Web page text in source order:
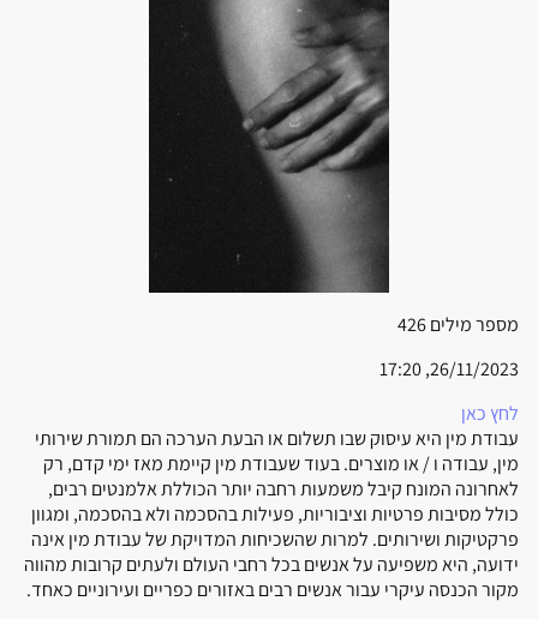
מספר מילים426
26/11/2023, 17:20
לחץ כאן
עבודת מין היא עיסוק שבו תשלום או הבעת הערכה הם תמורת שירותי
מין, עבודה ו / או מוצרים. בעוד שעבודת מין קיימת מאז ימי קדם, רק
לאחרונה המונח קיבל משמעות רחבה יותר הכוללת אלמנטים רבים,
כולל מסיבות פרטיות וציבוריות, פעילות בהסכמה ולא בהסכמה, ומגוון
פרקטיקות ושירותים. למרות שהשכיחות המדויקת של עבודת מין אינה
ידועה, היא משפיעה על אנשים בכל רחבי העולם ולעתים קרובות מהווה
מקור הכנסה עיקרי עבור אנשים רבים באזורים כפריים ועירוניים כאחד.